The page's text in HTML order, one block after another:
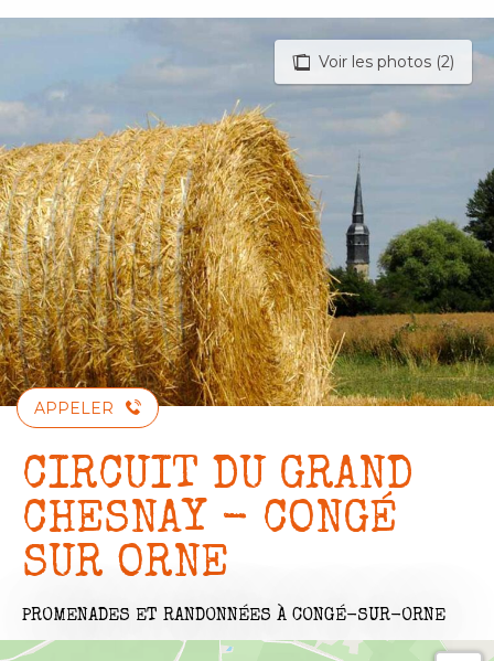
Aller
principal
Voir les photos (2)
APPELER
CIRCUIT DU GRAND
CHESNAY - CONGÉ
SUR ORNE
PROMENADES ET RANDONNÉES À CONGÉ-SUR-ORNE